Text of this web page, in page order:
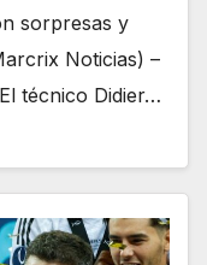
sorpresas y
Noticias) –
técnico Didier…